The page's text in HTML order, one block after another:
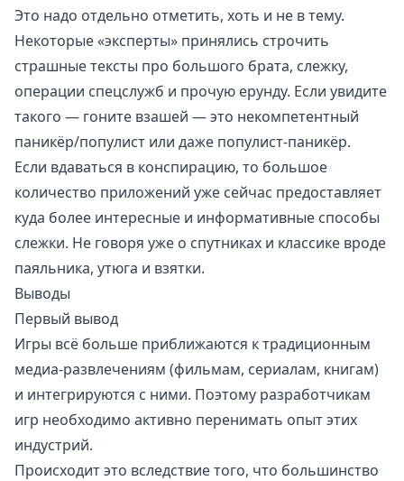
Это надо отдельно отметить, хоть и не в тему.
Некоторые «эксперты» принялись строчить
страшные тексты про большого брата, слежку,
операции спецслужб и прочую ерунду. Если увидите
такого — гоните взашей — это некомпетентный
паникёр/популист или даже популист-паникёр.
Если вдаваться в конспирацию, то большое
количество приложений уже сейчас предоставляет
куда более интересные и информативные способы
слежки. Не говоря уже о спутниках и классике вроде
паяльника, утюга и взятки.
Выводы
Первый вывод
Игры всё больше приближаются к традиционным
медиа-развлечениям (фильмам, сериалам, книгам)
и интегрируются с ними. Поэтому разработчикам
игр необходимо активно перенимать опыт этих
индустрий.
Происходит это вследствие того, что большинство